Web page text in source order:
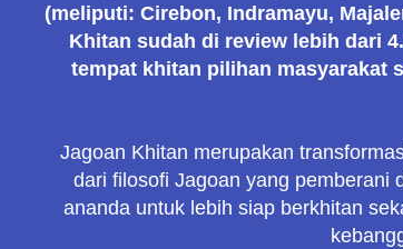
(meliputi: Cirebon, Indramayu,
Khitan sudah di review lebih dari
tempat khitan pilihan masyarakat
Jagoan Khitan merupakan
dari filosofi Jagoan yang pemberani
ananda untuk lebih siap berkhitan